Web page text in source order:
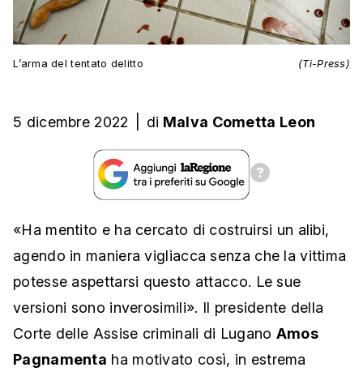
L’arma del tentato delitto (Ti-Press)
5 dicembre 2022 di Malva Cometta Leon
«Ha mentito e ha cercato di costruirsi un alibi,
agendo in maniera vigliacca senza che la vittima
potesse aspettarsi questo attacco. Le sue
versioni sono inverosimili». Il presidente della
Corte delle Assise criminali di Lugano Amos
Pagnamenta ha motivato così, in estrema